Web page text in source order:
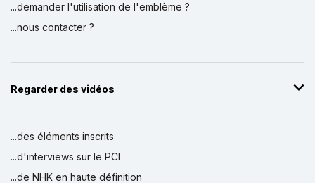
...demander l'utilisation de l'emblème ?
...nous contacter ?
Regarder des vidéos
...des éléments inscrits
...d'interviews sur le PCI
...de NHK en haute définition